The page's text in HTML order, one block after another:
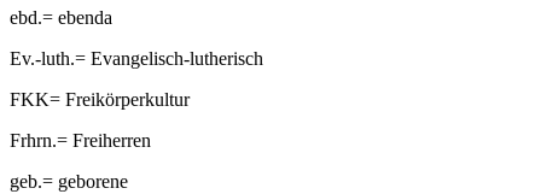
ebd.= ebenda
Ev.-luth.= Evangelisch-lutherisch
FKK= Freikörperkultur
Frhrn.= Freiherren
geb.= geborene